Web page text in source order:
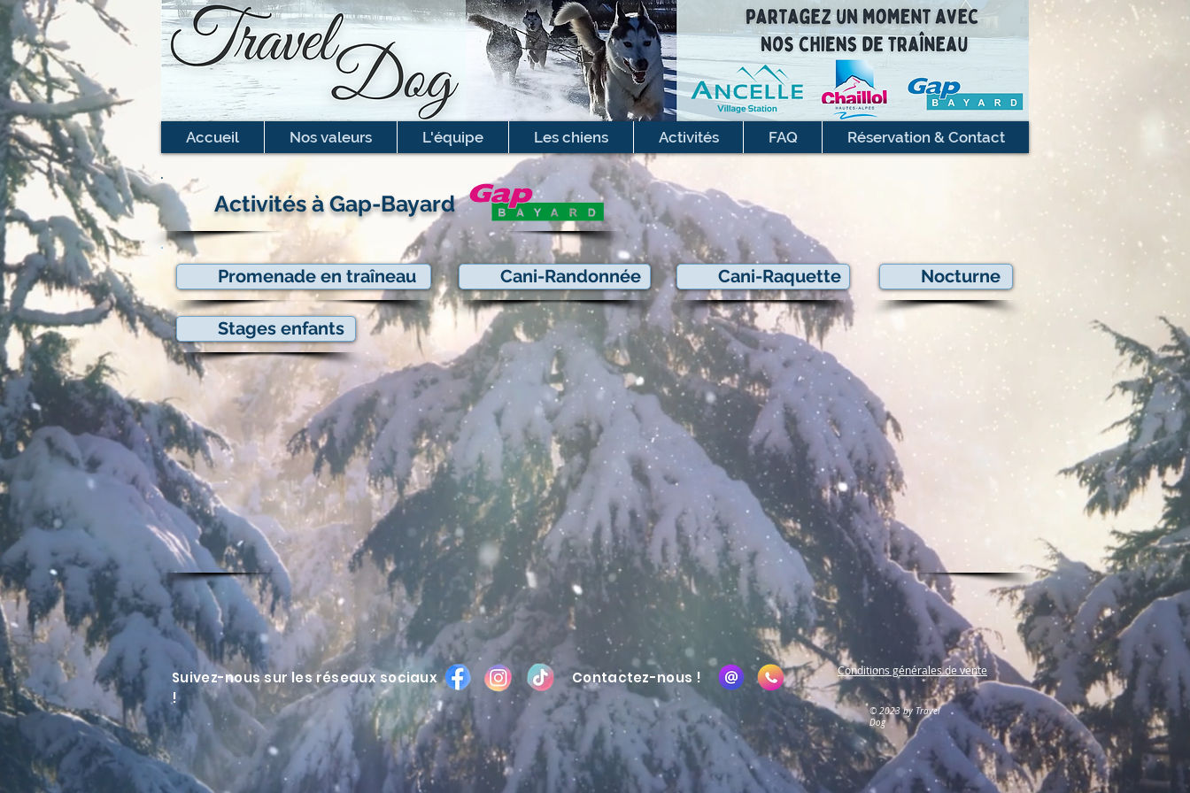
Accueil Nos valeurs L'équipe Les chiens Activités FAQ Réservation & Contact
Activités à Gap-Bayard
Promenade en traîneau
Stages enfants
Cani-Randonnée Cani-Raquette Nocturne
Suivez-nous sur les réseaux sociaux
!
Contactez-nous ! Conditions générales de vente
© 2023 by Travel
Dog